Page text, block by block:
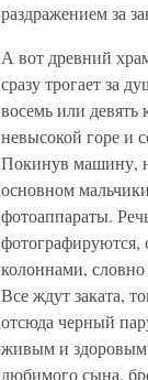
раздражением за
А вот древний
сразу трогает за
восемь или
невысокой горе и
Покинув машину,
основном
фотоаппараты.
фотографируются,
колоннами,
Все ждут заката,
отсюда черный
живым и здоровым,
любимого сына,